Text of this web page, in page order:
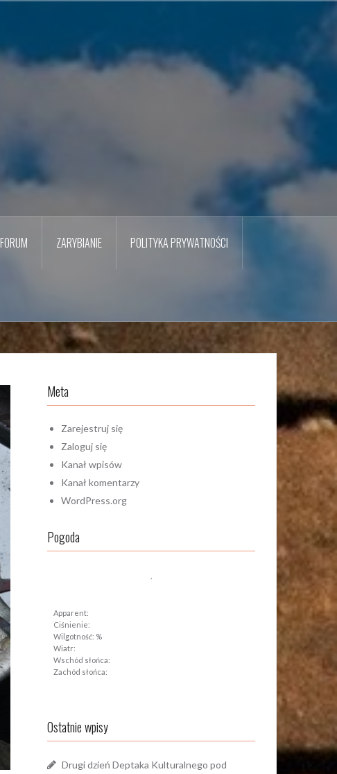
FORUM ZARYBIANIE POLITYKA PRYWATNOŚCI
Meta
Zarejestruj się
Zaloguj się
Kanał wpisów
Kanał komentarzy
WordPress.org
Pogoda
Apparent:
Ciśnienie:
Wilgotność: %
Wiatr:
Wschód słońca:
Zachód słońca:
Ostatnie wpisy
Drugi dzień Deptaka Kulturalnego pod